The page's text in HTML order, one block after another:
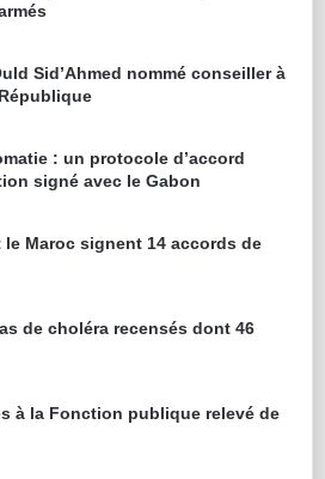
Sid’Ahmed nommé conseiller à
: un protocole d’accord
signé avec le Gabon
Maroc signent 14 accords de
de choléra recensés dont 46
à la Fonction publique relevé de